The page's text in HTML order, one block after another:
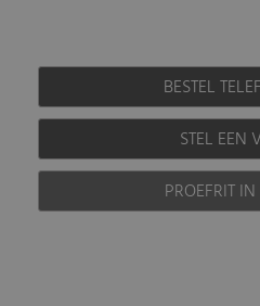
BESTEL
STEL EEN
PROEFRIT